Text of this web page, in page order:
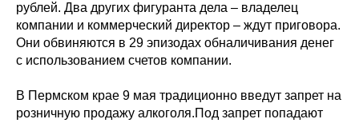
рублей. Два других фигуранта дела – владелец
компании и коммерческий директор – ждут приговора.
Они обвиняются в 29 эпизодах обналичивания денег
с использованием счетов компании.
В Пермском крае 9 мая традиционно введут запрет на
розничную продажу алкоголя.Под запрет попадают